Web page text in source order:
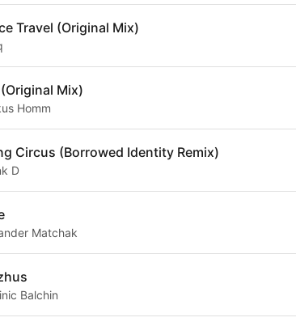
Travel (Original Mix)
Mix)
Homm
Circus (Borrowed Identity Remix)
D
Matchak
Balchin